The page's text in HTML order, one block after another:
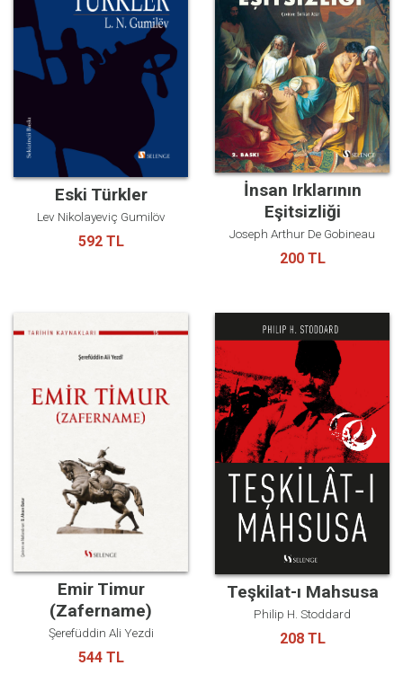
Eski Türkler
Lev Nikolayeviç Gumilöv
592 TL
İnsan Irklarının
Eşitsizliği
Joseph Arthur De Gobineau
200 TL
Emir Timur
(Zafername)
Şerefüddin Ali Yezdi
544 TL
Teşkilat-ı Mahsusa
Philip H. Stoddard
208 TL